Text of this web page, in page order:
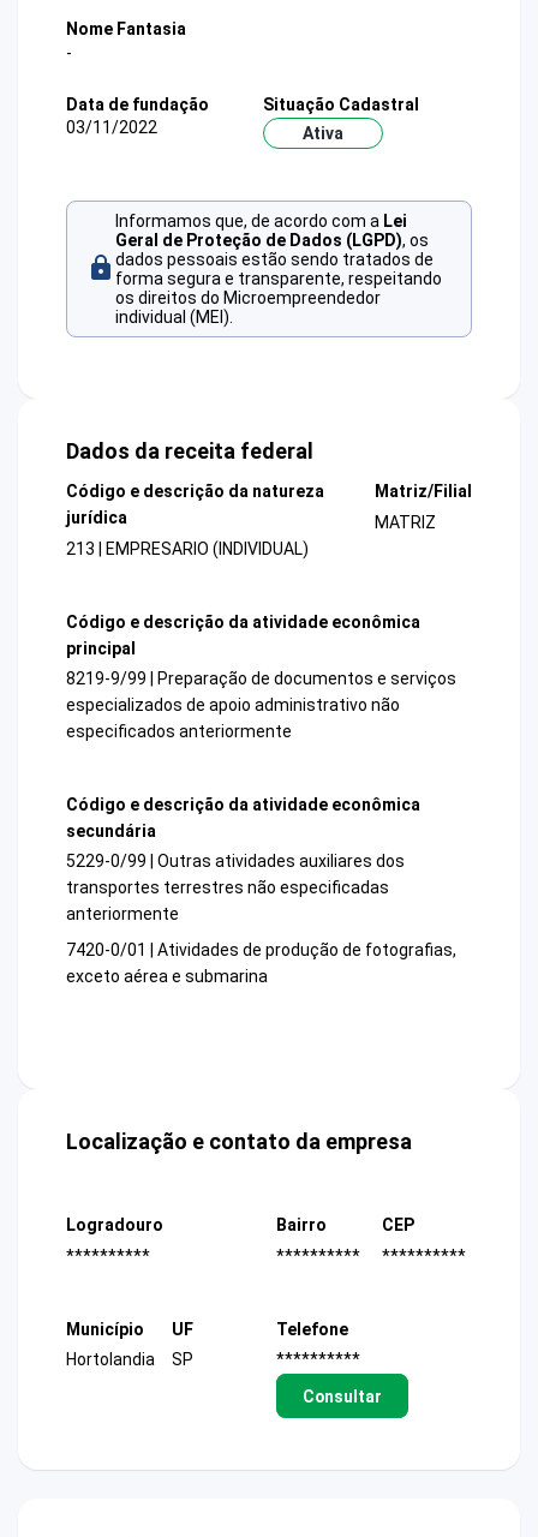
Nome Fantasia
-
Data de fundação
03/11/2022
Situação Cadastral
Ativa
Informamos que, de acordo com a Lei
Geral de Proteção de Dados (LGPD), os
dados pessoais estão sendo tratados de
forma segura e transparente, respeitando
os direitos do Microempreendedor
individual (MEI).
Dados da receita federal
Código e descrição da natureza
jurídica
213 | EMPRESARIO (INDIVIDUAL)
Matriz/Filial
MATRIZ
Código e descrição da atividade econômica
principal
8219-9/99 | Preparação de documentos e serviços
especializados de apoio administrativo não
especificados anteriormente
Código e descrição da atividade econômica
secundária
5229-0/99 | Outras atividades auxiliares dos
transportes terrestres não especificadas
anteriormente
7420-0/01 | Atividades de produção de fotografias,
exceto aérea e submarina
Localização e contato da empresa
Logradouro
**********
Bairro
**********
CEP
**********
Município
Hortolandia
UF
SP
Telefone
**********
Consultar